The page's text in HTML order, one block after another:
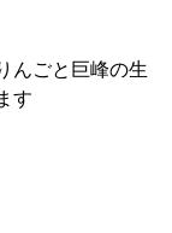
んごと巨峰の生
す